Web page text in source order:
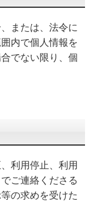
または、法令に
内で個人情報を
でない限り、個
利用停止、利用
ご連絡くださる
の求めを受けた